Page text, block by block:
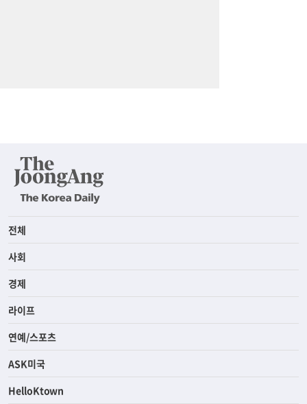
전체
사회
경제
라이프
연예/스포츠
ASK미국
HelloKtown